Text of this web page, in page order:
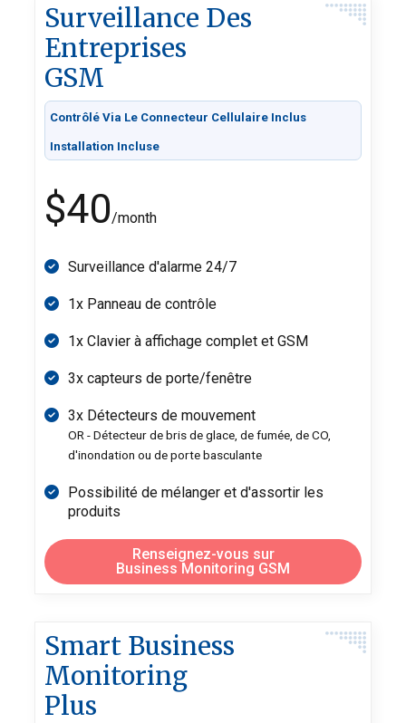
Surveillance Des
Entreprises
GSM
Contrôlé Via Le Connecteur Cellulaire Inclus
Installation Incluse
$40/month
Surveillance d'alarme 24/7
1x Panneau de contrôle
1x Clavier à affichage complet et GSM
3x capteurs de porte/fenêtre
3x Détecteurs de mouvement
OR - Détecteur de bris de glace, de fumée, de CO,
d'inondation ou de porte basculante
Possibilité de mélanger et d'assortir les
produits
Renseignez-vous sur
Business Monitoring GSM
Smart Business
Monitoring
Plus